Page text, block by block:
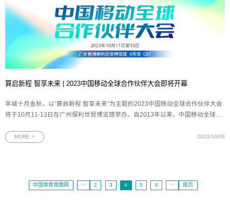
算启新程 智享未来 | 2023中国移动全球合作伙伴大会即将开幕
羊城十月金秋，以“算启新程 智享未来”为主题的2023中国移动全球合作伙伴大会
将于10月11-13日在广州保利世贸博览馆举办。自2013年以来，中国移动全球合
级，本届大会中国移动将携手数百位世界500强企业、国内外知名企业董事长、
MORE > 2023/10/08
中国体育竞猜网 ··· 2 3 4 5 6 ··· 尾页